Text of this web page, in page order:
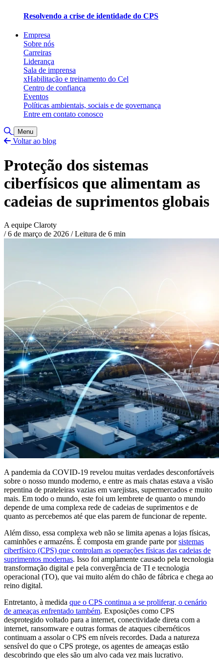
Resolvendo a crise de identidade do CPS
Empresa
Sobre nós
Carreiras
Liderança
Sala de imprensa
xHabilitação e treinamento do Cel
Centro de confiança
Eventos
Políticas ambientais, sociais e de governança
Entre em contato conosco
Alternar pesquisa
Menu
Voltar ao blog
Proteção dos sistemas
ciberfísicos que alimentam as
cadeias de suprimentos globais
A equipe Claroty
/ 6 de março de 2026 /Leitura de 6 min
A pandemia da COVID-19 revelou muitas verdades desconfortáveis
sobre o nosso mundo moderno, e entre as mais chatas estava a visão
repentina de prateleiras vazias em varejistas, supermercados e muito
mais. Em todo o mundo, este foi um lembrete de quanto o mundo
depende de uma complexa rede de cadeias de suprimentos e de
quanto as percebemos até que elas parem de funcionar de repente.
Além disso, essa complexa web não se limita apenas a lojas físicas,
caminhões e armazéns. É composta em grande parte porsistemas
ciberfísico (CPS) que controlam as operações físicas das cadeias de
suprimentos modernas. Isso foi amplamente causado pela tecnologia
transformação digital e pela convergência de TI e tecnologia
operacional (TO), que vai muito além do chão de fábrica e chega ao
reino digital.
Entretanto, à medida que o CPS continua a se proliferar, o cenário
de ameaças enfrentado também. Exposições como CPS
desprotegido voltado para a internet, conectividade direta com a
internet, ransomware e outras formas de ataques cibernéticos
continuam a assolar o CPS em níveis recordes. Dada a natureza
sensível do que o CPS protege, os agentes de ameaças estão
descobrindo que eles são um alvo cada vez mais lucrativo.